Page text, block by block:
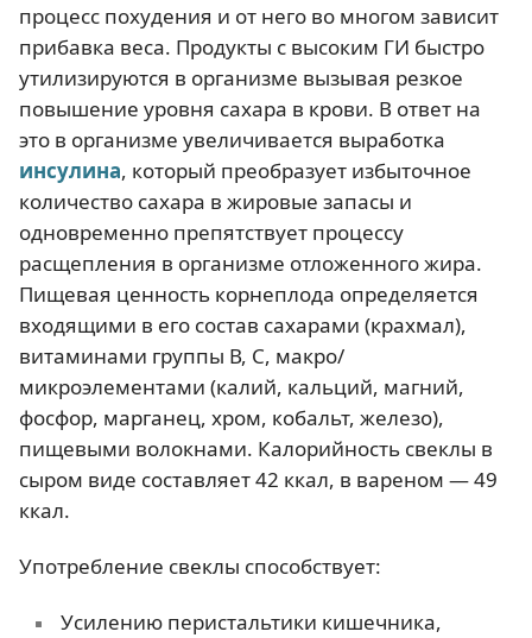
процесс похудения и от него во многом зависит
прибавка веса. Продукты с высоким ГИ быстро
утилизируются в организме вызывая резкое
повышение уровня сахара в крови. В ответ на
это в организме увеличивается выработка
инсулина, который преобразует избыточное
количество сахара в жировые запасы и
одновременно препятствует процессу
расщепления в организме отложенного жира.
Пищевая ценность корнеплода определяется
входящими в его состав сахарами (крахмал),
витаминами группы В, С, макро/
микроэлементами (калий, кальций, магний,
фосфор, марганец, хром, кобальт, железо),
пищевыми волокнами. Калорийность свеклы в
сыром виде составляет 42 ккал, в вареном — 49
ккал.
Употребление свеклы способствует:
Усилению перистальтики кишечника,